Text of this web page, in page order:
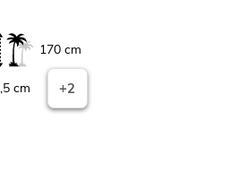
170 cm
cm +2